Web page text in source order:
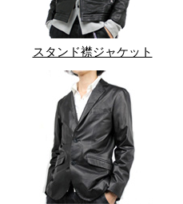
スタンド襟ジャケット